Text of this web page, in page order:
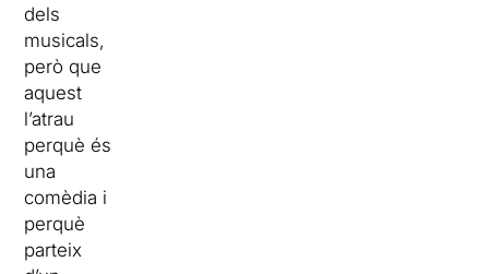
dels
musicals,
però que
aquest
l’atrau
perquè és
una
comèdia i
perquè
parteix